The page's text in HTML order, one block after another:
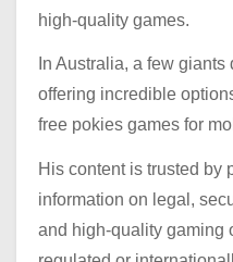
high-quality games.
In Australia, a few
offering incredible
free pokies games for
His content is trusted by
information on legal,
and high-quality